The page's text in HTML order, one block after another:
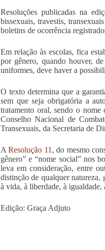
Resoluções publicadas na
bissexuais, travestis,
boletins de ocorrência
Em relação às escolas, fica
por gênero, quando houver,
uniformes, deve haver a
O texto determina que a
sem que seja obrigatória a
tratamento oral, sendo o
Conselho Nacional de
Transexuais, da Secretaria de
AResolução 11 , do mesmo
gênero” e “nome social” nos
leva em consideração, entre
distinção de qualquer natureza,
à vida, à liberdade, à igualdade,
Edição: Graça Adjuto